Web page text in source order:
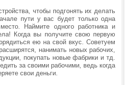
чтобы подгонять их делать
пути у вас будет только одна
Наймите одного работника и
Когда вы получите свою первую
ею на свой вкус. Советуем
нанимать новых рабочих,
покупать новые фабрики и тд.
за своими рабочими, ведь когда
свои деньги.